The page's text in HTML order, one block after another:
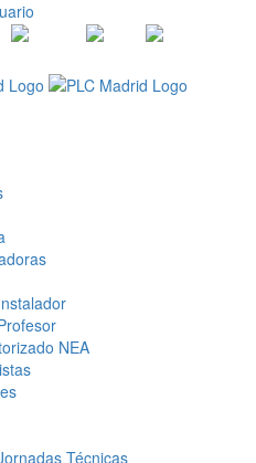
Youtube Tiktok Facebook
NEA
Técnicas